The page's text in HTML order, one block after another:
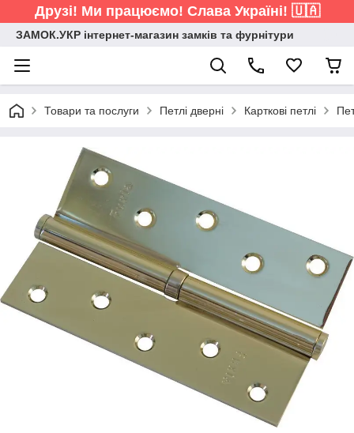
Друзі! Ми працюємо! Слава Україні! 🇺🇦
ЗАМОК.УКР інтернет-магазин замків та фурнітури
Товари та послуги Петлі дверні Карткові петлі